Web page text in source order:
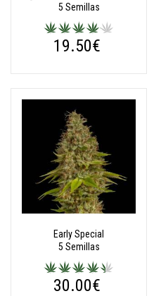
5 Semillas
19.50€
Early Special
5 Semillas
30.00€